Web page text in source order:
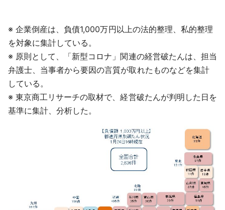
※ 企業倒産は、負債1,000万円以上の法的整理、私的整理
を対象に集計している。
※ 原則として、「新型コロナ」関連の経営破たんは、担当
弁護士、当事者から要因の言質が取れたものなどを集計
している。
※ 東京商工リサーチの取材で、経営破たんが判明した日を
基準に集計、分析した。